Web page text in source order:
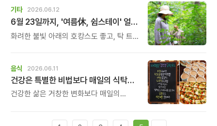
시간입니다. 재활과 움직임을 오랫동안
연구해 온 신원범 교수와 함께 몸의 균형과
긴장, 움직임에 대해 새로운 시각으로
살펴보세요.
기타 2026.06.12
6월 23일까지, '여름休, 쉼스테이' 얼리버드 혜택
화려한 불빛 아래의 호캉스도 좋고, 탁 트인
깊은산속 옹달샘에서 고요하고 안전한
여름휴가를 계획해 보시는 것은 어떨까요?
음식 2026.06.11
건강은 특별한 비법보다 매일의 식탁에서 시작됩니다.
건강한 삶은 거창한 변화보다 매일의
생활은 작은 습관에서 시작됩니다.